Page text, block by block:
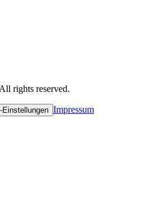
rights reserved.
Einstellungen Impressum